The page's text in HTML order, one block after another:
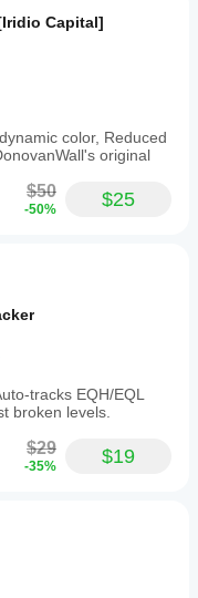
Capital]
color, Reduced
original
$50
-50% $25
tracks EQH/EQL
broken levels.
$29
-35% $19